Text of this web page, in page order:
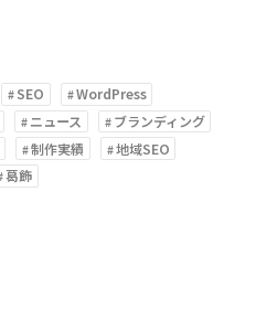
SEO
WordPress
ニュース
ブランディング
制作実績
地域SEO
葛飾